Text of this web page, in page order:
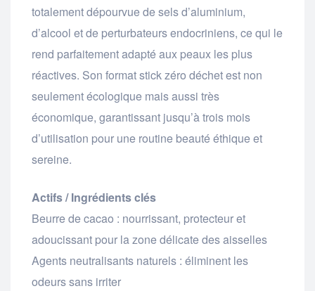
totalement dépourvue de sels d’aluminium,
d’alcool et de perturbateurs endocriniens, ce qui le
rend parfaitement adapté aux peaux les plus
réactives. Son format stick zéro déchet est non
seulement écologique mais aussi très
économique, garantissant jusqu’à trois mois
d’utilisation pour une routine beauté éthique et
sereine.
Actifs / Ingrédients clés
Beurre de cacao : nourrissant, protecteur et
adoucissant pour la zone délicate des aisselles
Agents neutralisants naturels : éliminent les
odeurs sans irriter